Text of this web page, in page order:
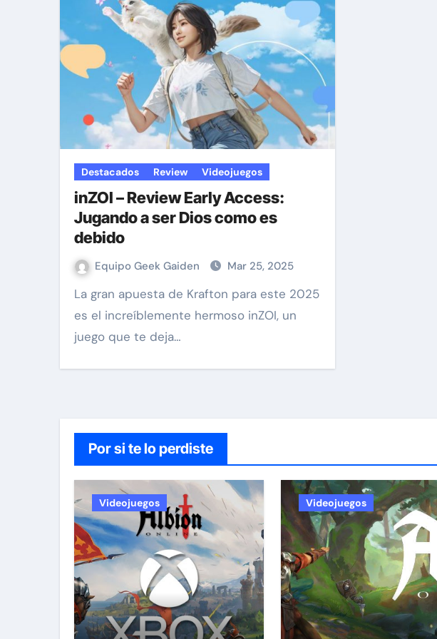
Destacados Review Videojuegos
inZOI – Review Early Access:
Jugando a ser Dios como es
debido
Equipo Geek Gaiden Mar 25, 2025
La gran apuesta de Krafton para este 2025
es el increíblemente hermoso inZOI, un
juego que te deja…
Por si te lo perdiste
Videojuegos Videojuegos